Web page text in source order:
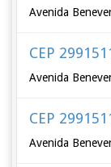
Avenida
CEP
Avenida
CEP
Avenida